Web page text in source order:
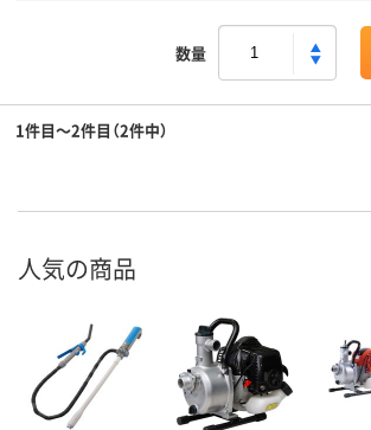
数量
1件目～2件目（2件中）
人気の商品